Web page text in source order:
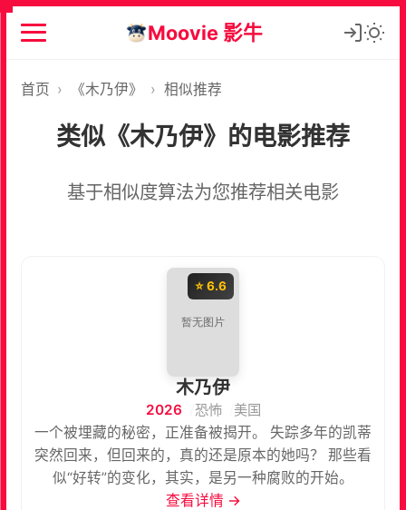
Moovie 影牛
首页 › 《木乃伊》 › 相似推荐
类似《木乃伊》的电影推荐
基于相似度算法为您推荐相关电影
⭐ 6.6
木乃伊
2026 恐怖
美国
一个被埋藏的秘密，正准备被揭开。 失踪多年的凯蒂
突然回来，但回来的，真的还是原本的她吗？ 那些看
似“好转”的变化，其实，是另一种腐败的开始。
查看详情 →